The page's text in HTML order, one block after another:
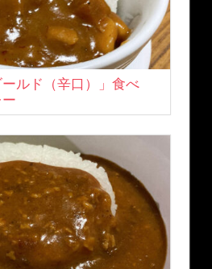
ールド（辛口）」食べ